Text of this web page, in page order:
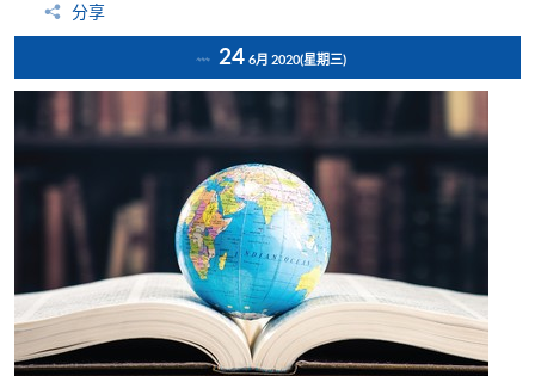
分享
24 6月 2020(星期三)